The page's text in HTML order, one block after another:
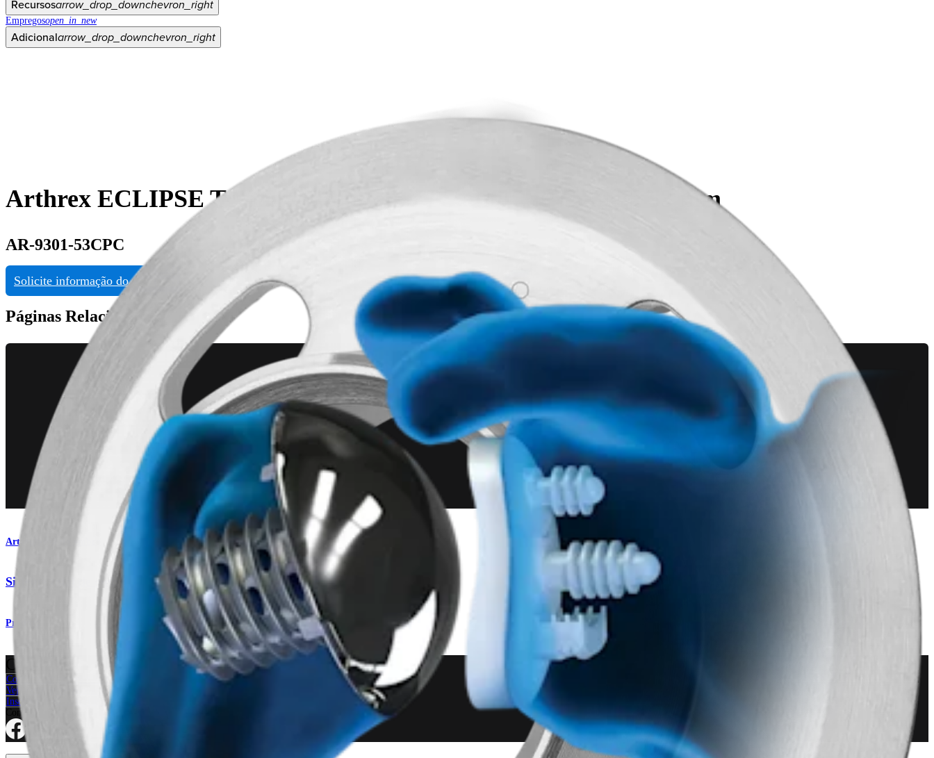
Recursosarrow_drop_downchevron_right
Empregosopen_in_new
Adicionalarrow_drop_downchevron_right
Arthrex ECLIPSE Trunnion, Slotted, TPS and CaP Coated, 53 mm
AR-9301-53CPC
Solicite informação do produto Veja eDFU
Páginas Relacionadas
Artroplastia do ombro
Sistema total de ombro Eclipse™
Produto
Como podemos ajudar?
Contacte um representante
Veja eventos, laboratórios e oportunidades educacionais
Inscreva-se para receber: O que há de novo na Arthrex?
Conecte-se conosco